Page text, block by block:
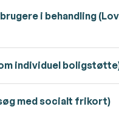
i behandling
individuel
med socialt frikort)